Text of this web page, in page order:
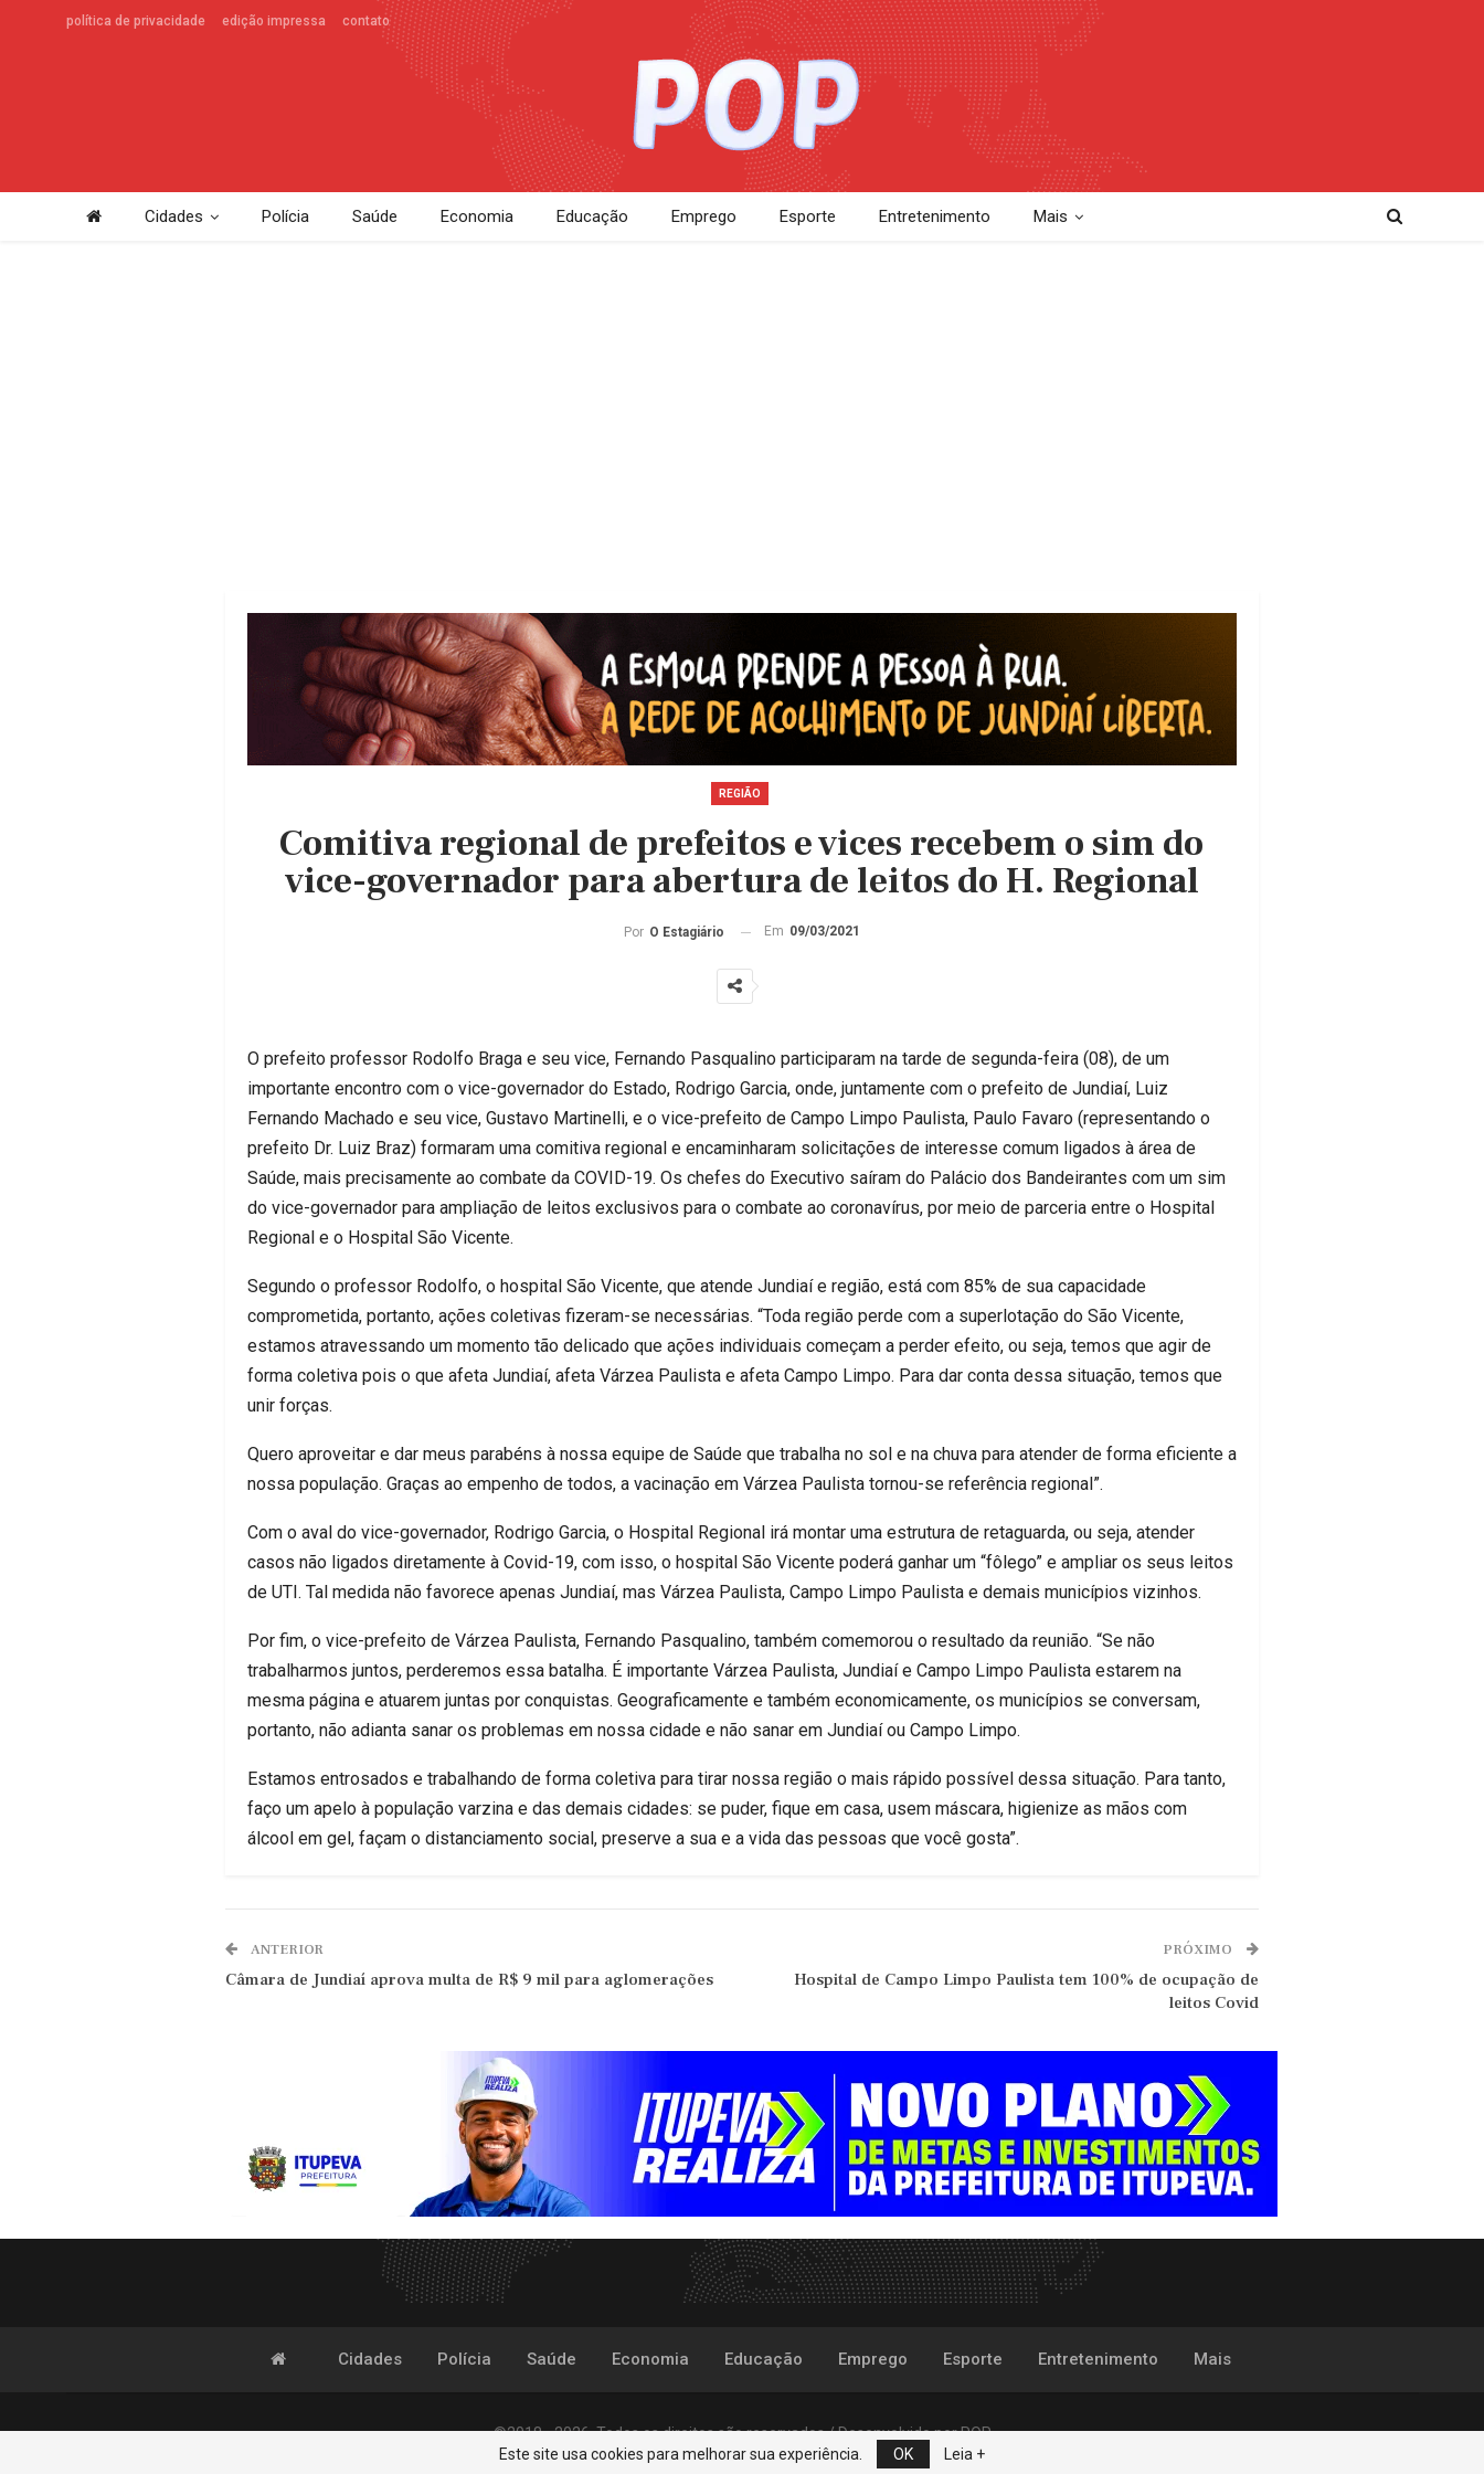
política de privacidade edição impressa contato
Cidades Polícia Saúde Economia Educação Emprego Esporte Entretenimento Mais
REGIÃO
Comitiva regional de prefeitos e vices recebem o sim do
vice-governador para abertura de leitos do H. Regional
Por O Estagiário Em 09/03/2021
O prefeito professor Rodolfo Braga e seu vice, Fernando Pasqualino participaram na tarde de segunda-feira (08), de um
importante encontro com o vice-governador do Estado, Rodrigo Garcia, onde, juntamente com o prefeito de Jundiaí, Luiz
Fernando Machado e seu vice, Gustavo Martinelli, e o vice-prefeito de Campo Limpo Paulista, Paulo Favaro (representando o
prefeito Dr. Luiz Braz) formaram uma comitiva regional e encaminharam solicitações de interesse comum ligados à área de
Saúde, mais precisamente ao combate da COVID-19. Os chefes do Executivo saíram do Palácio dos Bandeirantes com um sim
do vice-governador para ampliação de leitos exclusivos para o combate ao coronavírus, por meio de parceria entre o Hospital
Regional e o Hospital São Vicente.
Segundo o professor Rodolfo, o hospital São Vicente, que atende Jundiaí e região, está com 85% de sua capacidade
comprometida, portanto, ações coletivas fizeram-se necessárias. “Toda região perde com a superlotação do São Vicente,
estamos atravessando um momento tão delicado que ações individuais começam a perder efeito, ou seja, temos que agir de
forma coletiva pois o que afeta Jundiaí, afeta Várzea Paulista e afeta Campo Limpo. Para dar conta dessa situação, temos que
unir forças.
Quero aproveitar e dar meus parabéns à nossa equipe de Saúde que trabalha no sol e na chuva para atender de forma eficiente a
nossa população. Graças ao empenho de todos, a vacinação em Várzea Paulista tornou-se referência regional”.
Com o aval do vice-governador, Rodrigo Garcia, o Hospital Regional irá montar uma estrutura de retaguarda, ou seja, atender
casos não ligados diretamente à Covid-19, com isso, o hospital São Vicente poderá ganhar um “fôlego” e ampliar os seus leitos
de UTI. Tal medida não favorece apenas Jundiaí, mas Várzea Paulista, Campo Limpo Paulista e demais municípios vizinhos.
Por fim, o vice-prefeito de Várzea Paulista, Fernando Pasqualino, também comemorou o resultado da reunião. “Se não
trabalharmos juntos, perderemos essa batalha. É importante Várzea Paulista, Jundiaí e Campo Limpo Paulista estarem na
mesma página e atuarem juntas por conquistas. Geograficamente e também economicamente, os municípios se conversam,
portanto, não adianta sanar os problemas em nossa cidade e não sanar em Jundiaí ou Campo Limpo.
Estamos entrosados e trabalhando de forma coletiva para tirar nossa região o mais rápido possível dessa situação. Para tanto,
faço um apelo à população varzina e das demais cidades: se puder, fique em casa, usem máscara, higienize as mãos com
álcool em gel, façam o distanciamento social, preserve a sua e a vida das pessoas que você gosta”.
ANTERIOR
Câmara de Jundiaí aprova multa de R$ 9 mil para aglomerações
PRÓXIMO
Hospital de Campo Limpo Paulista tem 100% de ocupação de
leitos Covid
Cidades Polícia Saúde Economia Educação Emprego Esporte Entretenimento Mais
©2018 - 2026. Todos os direitos são reservados /Desenvolvido porPOP
Este site usa cookies para melhorar sua experiência.
OK Leia +